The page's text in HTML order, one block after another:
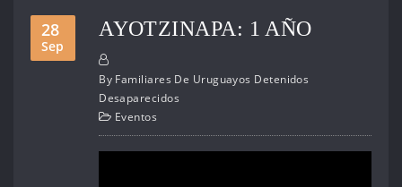
28
Sep
AYOTZINAPA: 1 AÑO
By Familiares De Uruguayos Detenidos
Desaparecidos
Eventos